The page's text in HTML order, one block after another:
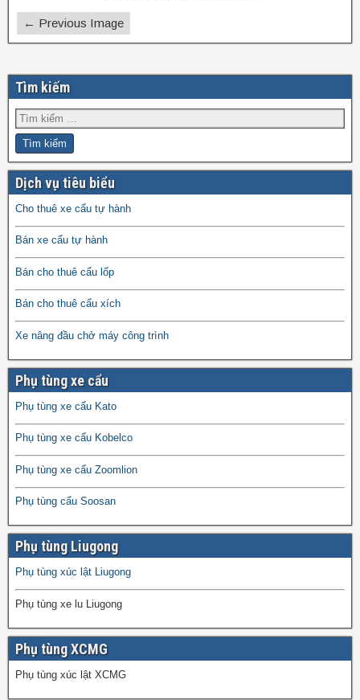
← Previous Image
Tìm kiếm
Dịch vụ tiêu biểu
Cho thuê xe cẩu tự hành
Bán xe cẩu tự hành
Bán cho thuê cẩu lốp
Bán cho thuê cẩu xích
Xe nâng đầu chở máy công trình
Phụ tùng xe cẩu
Phụ tùng xe cẩu Kato
Phụ tùng xe cẩu Kobelco
Phụ tùng xe cẩu Zoomlion
Phụ tùng cẩu Soosan
Phụ tùng Liugong
Phụ tùng xúc lật Liugong
Phụ tùng xe lu Liugong
Phụ tùng XCMG
Phụ tùng xúc lật XCMG